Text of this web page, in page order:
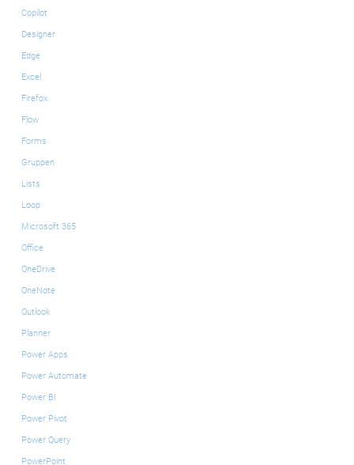
Copilot
Designer
Edge
Excel
Firefox
Flow
Forms
Gruppen
Lists
Loop
Microsoft 365
Office
OneDrive
OneNote
Outlook
Planner
Power Apps
Power Automate
Power BI
Power Pivot
Power Query
PowerPoint